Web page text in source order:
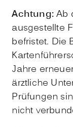
Achtung:Ab
ausgestellte
befristet. Die
Jahre
ärztliche
Prüfungen
nicht